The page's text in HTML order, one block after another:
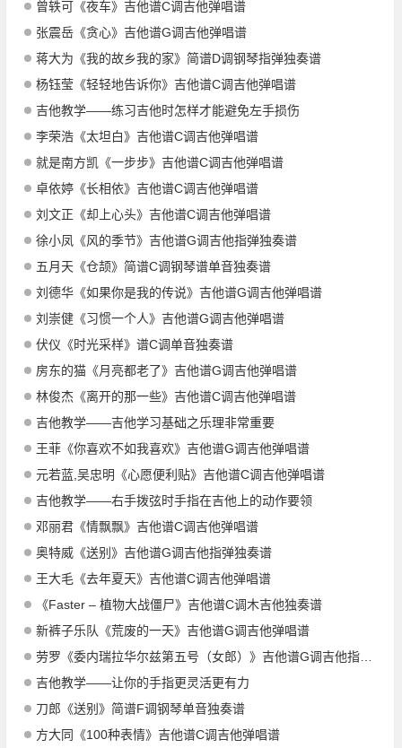
曾轶可《夜车》吉他谱C调吉他弹唱谱
张震岳《贪心》吉他谱G调吉他弹唱谱
蒋大为《我的故乡我的家》简谱D调钢琴指弹独奏谱
杨钰莹《轻轻地告诉你》吉他谱C调吉他弹唱谱
吉他教学——练习吉他时怎样才能避免左手损伤
李荣浩《太坦白》吉他谱C调吉他弹唱谱
就是南方凯《一步步》吉他谱C调吉他弹唱谱
卓依婷《长相依》吉他谱C调吉他弹唱谱
刘文正《却上心头》吉他谱C调吉他弹唱谱
徐小凤《风的季节》吉他谱G调吉他指弹独奏谱
五月天《仓颉》简谱C调钢琴谱单音独奏谱
刘德华《如果你是我的传说》吉他谱G调吉他弹唱谱
刘崇健《习惯一个人》吉他谱G调吉他弹唱谱
伏仪《时光采样》谱C调单音独奏谱
房东的猫《月亮都老了》吉他谱G调吉他弹唱谱
林俊杰《离开的那一些》吉他谱C调吉他弹唱谱
吉他教学——吉他学习基础之乐理非常重要
王菲《你喜欢不如我喜欢》吉他谱G调吉他弹唱谱
元若蓝,吴忠明《心愿便利贴》吉他谱C调吉他弹唱谱
吉他教学——右手拨弦时手指在吉他上的动作要领
邓丽君《情飘飘》吉他谱C调吉他弹唱谱
奥特威《送别》吉他谱G调吉他指弹独奏谱
王大毛《去年夏天》吉他谱C调吉他弹唱谱
《Faster – 植物大战僵尸》吉他谱C调木吉他独奏谱
新裤子乐队《荒废的一天》吉他谱G调吉他弹唱谱
劳罗《委内瑞拉华尔兹第五号（女郎）》吉他谱G调吉他指弹独奏谱
吉他教学——让你的手指更灵活更有力
刀郎《送别》简谱F调钢琴单音独奏谱
方大同《100种表情》吉他谱C调吉他弹唱谱